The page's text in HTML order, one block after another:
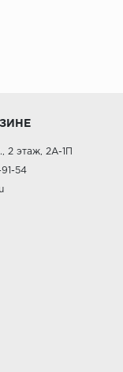
2 этаж, 2А-1П
54